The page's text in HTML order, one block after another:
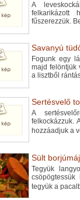
A
felkarikázott
fűszerezzük.
Savanyú
Fogunk egy
majd felöntjük
a lisztből
Sertésvelő
A
felkockázzuk.
hozzáadjuk a
Sült
Tegyük
tegyük a